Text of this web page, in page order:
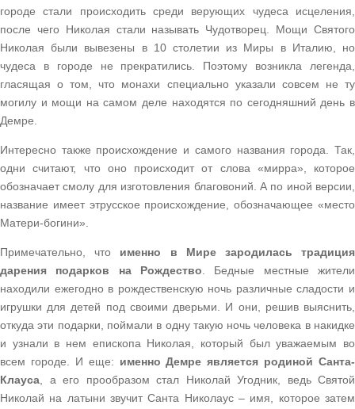
городе стали происходить среди верующих чудеса исцеления,
после чего Николая стали называть Чудотворец. Мощи Святого
Николая были вывезены в 10 столетии из Миры в Италию, но
чудеса в городе не прекратились. Поэтому возникла легенда,
гласящая о том, что монахи специально указали совсем не ту
могилу и мощи на самом деле находятся по сегодняшний день в
Демре.
Интересно также происхождение и самого названия города. Так,
одни считают, что оно происходит от слова «мирра», которое
обозначает смолу для изготовления благовоний. А по иной версии,
название имеет этрусское происхождение, обозначающее «место
Матери-богини».
Примечательно, что именно в Мире зародилась традиция
дарения подарков на Рождество . Бедные местные жители
находили ежегодно в рождественскую ночь различные сладости и
игрушки для детей под своими дверьми. И они, решив выяснить,
откуда эти подарки, поймали в одну такую ночь человека в накидке
и узнали в нем епископа Николая, который был уважаемым во
всем городе. И еще: именно Демре является родиной Санта-
Клауса , а его прообразом стал Николай Угодник, ведь Святой
Николай на латыни звучит Санта Николаус – имя, которое затем